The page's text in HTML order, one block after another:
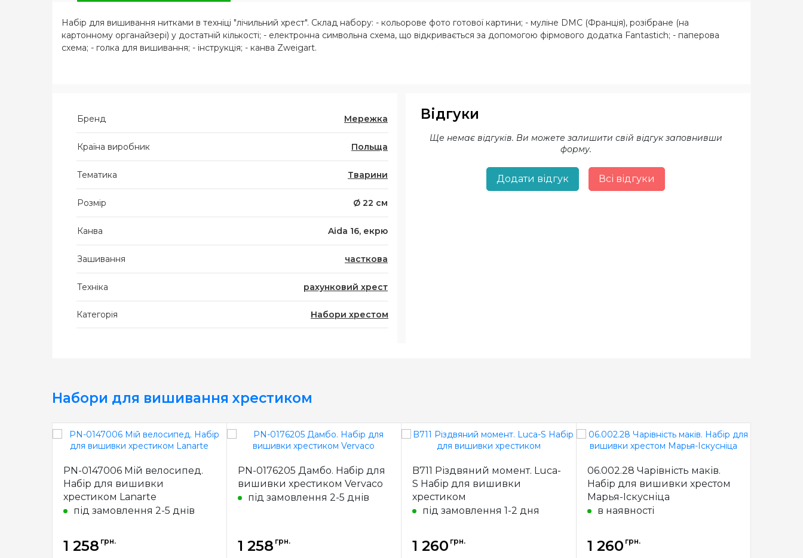
Набір для вишивання нитками в техніці "лічильний хрест". Склад набору: - кольорове фото готової картини; - муліне DMC (Франція), розібране (на
картонному органайзері) у достатній кількості; - електронна символьна схема, що відкривається за допомогою фірмового додатка Fantastich; - паперова
схема; - голка для вишивання; - інструкція; - канва Zweigart.
Бренд Мережка
Країна виробник Польща
Тематика Тварини
Розмір Ø 22 см
Канва Aida 16, екрю
Зашивання часткова
Техніка рахунковий хрест
Категорія Набори хрестом
Відгуки
Ще немає відгуків. Ви можете залишити свій відгук заповнивши
форму.
Додати відгук Всі відгуки
Набори для вишивання хрестиком
PN-0147006 Мій велосипед.
Набір для вишивки
хрестиком Lanarte
під замовлення 2-5 днів
1 258 грн.
PN-0176205 Дамбо. Набір для
вишивки хрестиком Vervaco
під замовлення 2-5 днів
1 258 грн.
B711 Різдвяний момент. Luca-
S Набір для вишивки
хрестиком
під замовлення 1-2 дня
1 260 грн.
06.002.28 Чарівність маків.
Набір для вишивки хрестом
Марья-Іскусніца
в наявності
1 260 грн.